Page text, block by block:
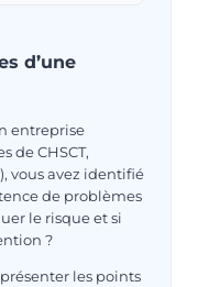
d’une
entreprise
de CHSCT,
vous avez identifié
de problèmes
le risque et si
?
les points